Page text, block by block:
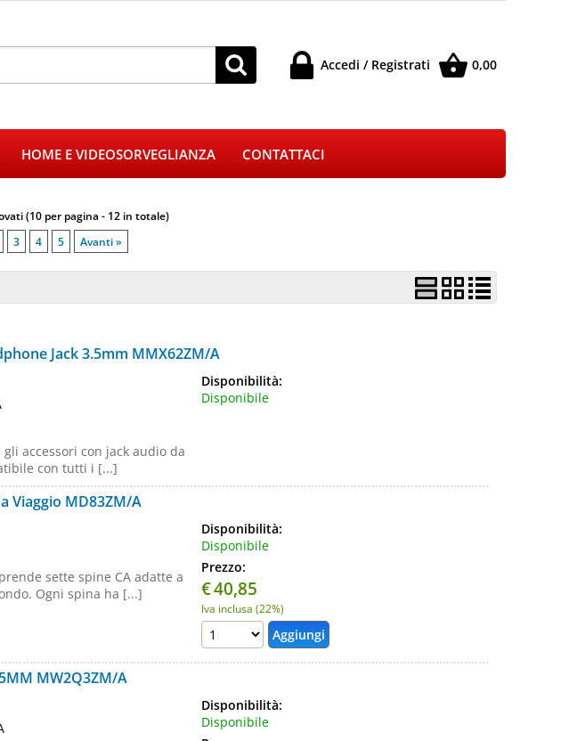
Accedi / Registrati
il nome utente e la password e
E-mail:
Hai perso la password?
nostro sito clicca sul pulsante
0,00
HOME E VIDEOSORVEGLIANZA CONTATTACI
(10 per pagina - 12 in totale)
3 4 5 Avanti »
Jack 3.5mm MMX62ZM/A
accessori con jack audio da
con tutti i [...]
Disponibilità:
Disponibile
Viaggio MD83ZM/A
sette spine CA adatte a
Ogni spina ha [...]
Disponibilità:
Disponibile
Prezzo:
€40,85
Iva inclusa (22%)
MW2Q3ZM/A
Disponibilità:
Disponibile